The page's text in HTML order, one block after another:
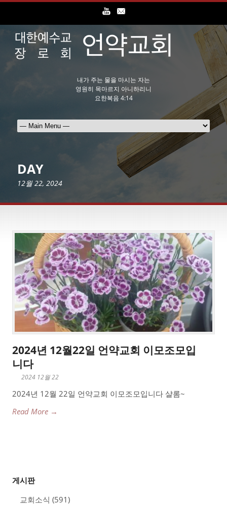
내가 주는 물을 마시는 자는
영원히 목마르지 아니하리니
요한복음 4:14
DAY
12월 22, 2024
2024년 12월22일 언약교회 이모조모입
니다
2024 12월 22
2024년 12월 22일 언약교회 이모조모입니다 샬롬~
Read More →
게시판
교회소식 (591)